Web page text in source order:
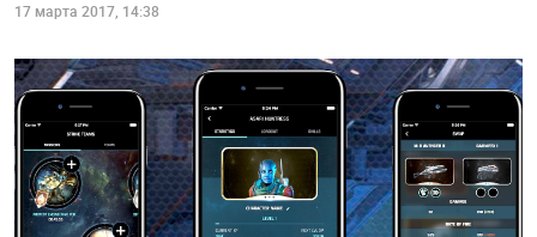
17 марта 2017, 14:38